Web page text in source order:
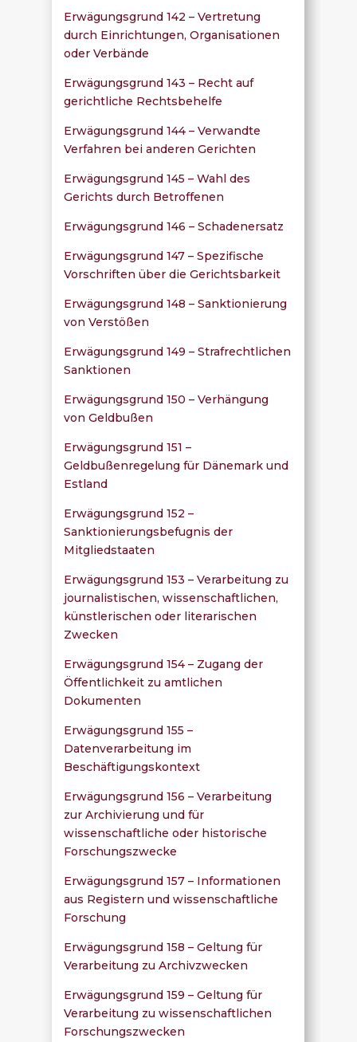
Erwägungsgrund 142 – Vertretung
durch Einrichtungen, Organisationen
oder Verbände
Erwägungsgrund 143 – Recht auf
gerichtliche Rechtsbehelfe
Erwägungsgrund 144 – Verwandte
Verfahren bei anderen Gerichten
Erwägungsgrund 145 – Wahl des
Gerichts durch Betroffenen
Erwägungsgrund 146 – Schadenersatz
Erwägungsgrund 147 – Spezifische
Vorschriften über die Gerichtsbarkeit
Erwägungsgrund 148 – Sanktionierung
von Verstößen
Erwägungsgrund 149 – Strafrechtlichen
Sanktionen
Erwägungsgrund 150 – Verhängung
von Geldbußen
Erwägungsgrund 151 –
Geldbußenregelung für Dänemark und
Estland
Erwägungsgrund 152 –
Sanktionierungsbefugnis der
Mitgliedstaaten
Erwägungsgrund 153 – Verarbeitung zu
journalistischen, wissenschaftlichen,
künstlerischen oder literarischen
Zwecken
Erwägungsgrund 154 – Zugang der
Öffentlichkeit zu amtlichen
Dokumenten
Erwägungsgrund 155 –
Datenverarbeitung im
Beschäftigungskontext
Erwägungsgrund 156 – Verarbeitung
zur Archivierung und für
wissenschaftliche oder historische
Forschungszwecke
Erwägungsgrund 157 – Informationen
aus Registern und wissenschaftliche
Forschung
Erwägungsgrund 158 – Geltung für
Verarbeitung zu Archivzwecken
Erwägungsgrund 159 – Geltung für
Verarbeitung zu wissenschaftlichen
Forschungszwecken